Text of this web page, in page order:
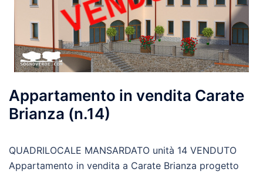
Appartamento in vendita Carate
Brianza (n.14)
QUADRILOCALE MANSARDATO unità 14 VENDUTO
Appartamento in vendita a Carate Brianza progetto